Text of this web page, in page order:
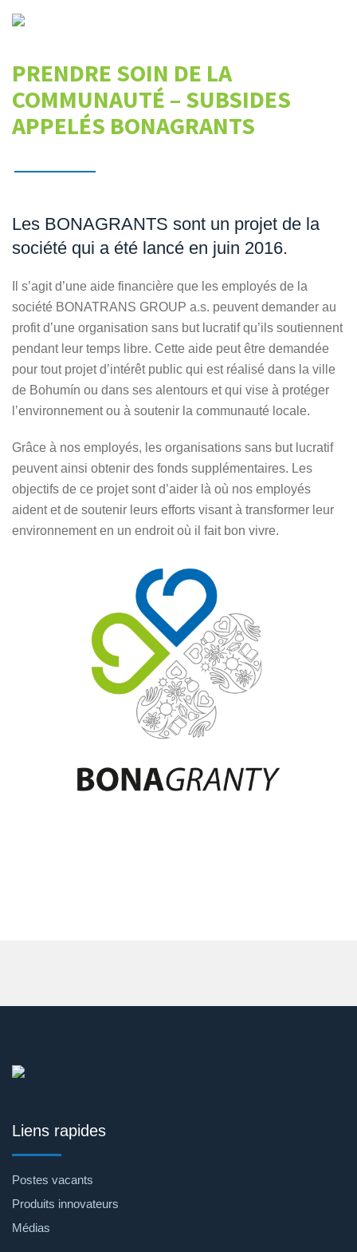
PRENDRE SOIN DE LA
COMMUNAUTÉ – SUBSIDES
APPELÉS BONAGRANTS
Les BONAGRANTS sont un projet de la
société qui a été lancé en juin 2016.
Il s’agit d’une aide financière que les employés de la
société BONATRANS GROUP a.s. peuvent demander au
profit d’une organisation sans but lucratif qu’ils soutiennent
pendant leur temps libre. Cette aide peut être demandée
pour tout projet d’intérêt public qui est réalisé dans la ville
de Bohumín ou dans ses alentours et qui vise à protéger
l’environnement ou à soutenir la communauté locale.
Grâce à nos employés, les organisations sans but lucratif
peuvent ainsi obtenir des fonds supplémentaires. Les
objectifs de ce projet sont d’aider là où nos employés
aident et de soutenir leurs efforts visant à transformer leur
environnement en un endroit où il fait bon vivre.
Liens rapides
Postes vacants
Produits innovateurs
Médias